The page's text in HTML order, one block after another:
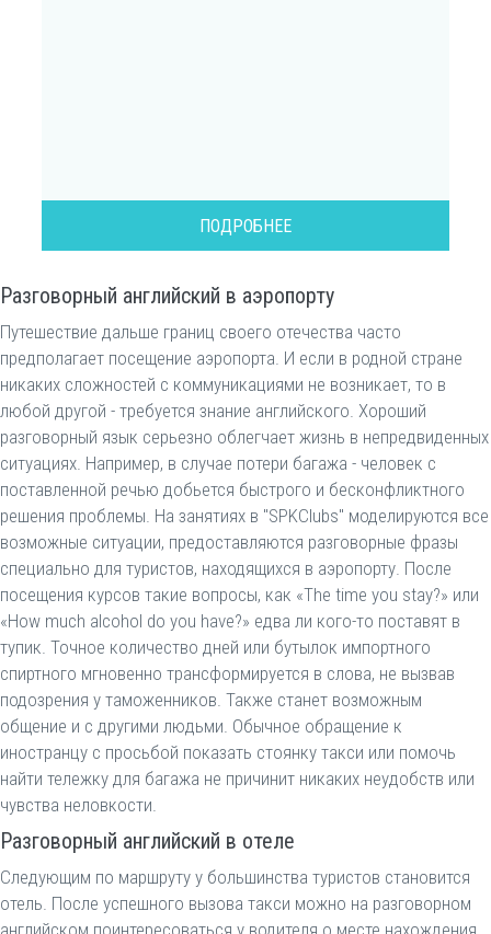
ПОДРОБНЕЕ
Разговорный английский в аэропорту
Путешествие дальше границ своего отечества часто
предполагает посещение аэропорта. И если в родной стране
никаких сложностей с коммуникациями не возникает, то в
любой другой - требуется знание английского. Хороший
разговорный язык серьезно облегчает жизнь в непредвиденных
ситуациях. Например, в случае потери багажа - человек с
поставленной речью добьется быстрого и бесконфликтного
решения проблемы. На занятиях в "SPKClubs" моделируются все
возможные ситуации, предоставляются разговорные фразы
специально для туристов, находящихся в аэропорту. После
посещения курсов такие вопросы, как «The time you stay?» или
«How much alcohol do you have?» едва ли кого-то поставят в
тупик. Точное количество дней или бутылок импортного
спиртного мгновенно трансформируется в слова, не вызвав
подозрения у таможенников. Также станет возможным
общение и с другими людьми. Обычное обращение к
иностранцу с просьбой показать стоянку такси или помочь
найти тележку для багажа не причинит никаких неудобств или
чувства неловкости.
Разговорный английский в отеле
Следующим по маршруту у большинства туристов становится
отель. После успешного вызова такси можно на разговорном
английском поинтересоваться у водителя о месте нахождения